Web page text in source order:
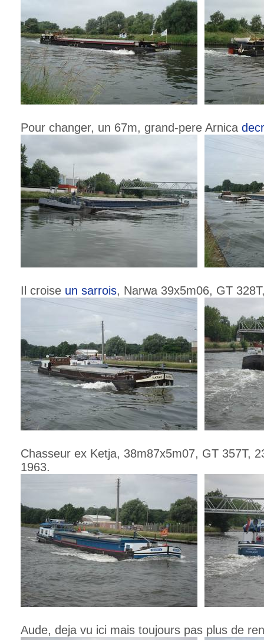
Pour changer, un 67m, grand-pere Arnica
Il croise un sarrois, Narwa 39x5m06, GT
Chasseur ex Ketja, 38m87x5m07, GT 357T,
1963.
Aude, deja vu ici mais toujours pas plus de